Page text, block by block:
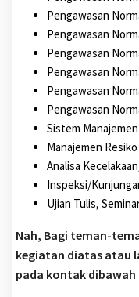
Pengawasan
Pengawasan
Pengawasan
Pengawasan
Pengawasan
Pengawasan
Sistem
Manajemen Resiko
Analisa
Inspeksi/
Ujian Tulis,
Nah, Bagi teman-
kegiatan diatas atau
pada kontak dibawah